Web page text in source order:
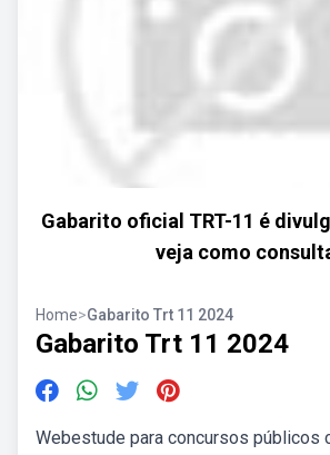
Gabarito oficial TRT-11 é
veja como
Home>Gabarito Trt 11 2024
Gabarito Trt 11 2024
Webestude para concursos públicos